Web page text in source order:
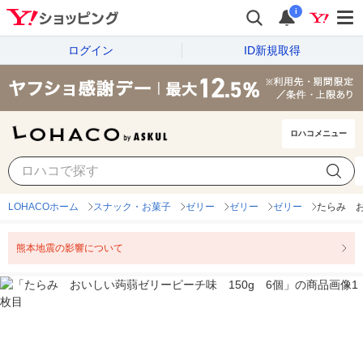
i
ログイン ID新規取得
ロハコメニュー
LOHACOホーム スナック・お菓子 ゼリー ゼリー ゼリー たらみ
熊本地震の影響について